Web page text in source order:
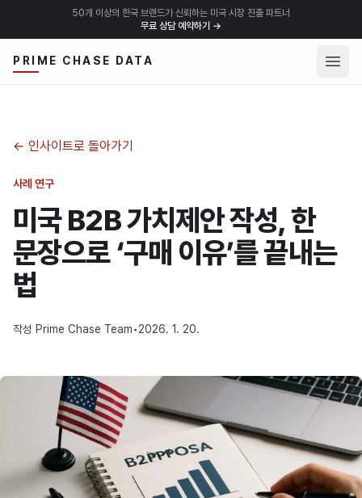
50개 이상의 한국 브랜드가 신뢰하는 미국 시장 진출 파트너
무료 상담 예약하기 →
PRIME CHASE DATA 메뉴
← 인사이트로 돌아가기
사례 연구
미국 B2B 가치제안 작성, 한
문장으로 ‘구매 이유’를 끝내는
법
작성 Prime Chase Team•2026. 1. 20.